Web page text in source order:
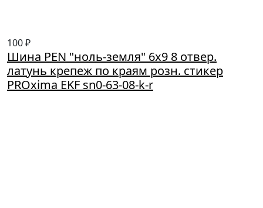
100 ₽
Шина PEN "ноль-земля" 6х9 8 отвер.
латунь крепеж по краям розн. стикер
PROxima EKF sn0-63-08-k-r